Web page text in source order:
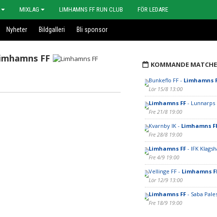
MIXLAG LIMHAMNS FF RUN CLUB FÖR LEDARE
Nyheter Bildgalleri Bli sponsor
FF
KOMMANDE
Bunkeflo FF - Limhamns
Lör 15/8 13:00
Limhamns FF- Lunnarps
Fre 21/8 19:00
Kvarnby IK - Limhamns
Fre 28/8 19:00
Limhamns FF- IFK
Fre 4/9 19:00
Vellinge FF - Limhamns
Lör 12/9 13:00
Limhamns FF- Saba
Fre 18/9 19:00